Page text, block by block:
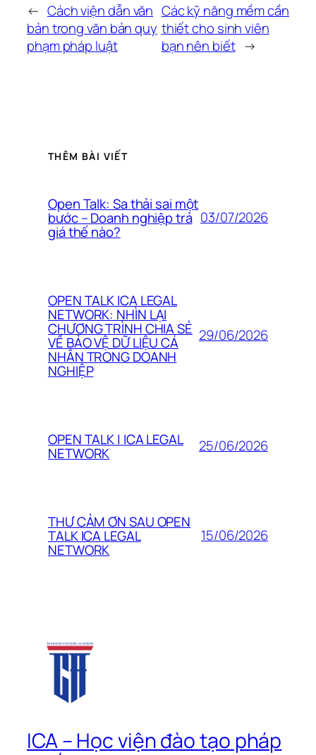
← Cách viện dẫn văn
bản trong văn bản quy
phạm pháp luật
Các kỹ năng mềm cần
thiết cho sinh viên
bạn nên biết →
THÊM BÀI VIẾT
Open Talk: Sa thải sai một
bước – Doanh nghiệp trả
giá thế nào?
03/07/2026
OPEN TALK ICA LEGAL
NETWORK: NHÌN LẠI
CHƯƠNG TRÌNH CHIA SẺ
VỀ BẢO VỆ DỮ LIỆU CÁ
NHÂN TRONG DOANH
NGHIỆP
29/06/2026
OPEN TALK | ICA LEGAL
NETWORK 25/06/2026
THƯ CẢM ƠN SAU OPEN
TALK ICA LEGAL
NETWORK
15/06/2026
ICA – Học viện đào tạo pháp